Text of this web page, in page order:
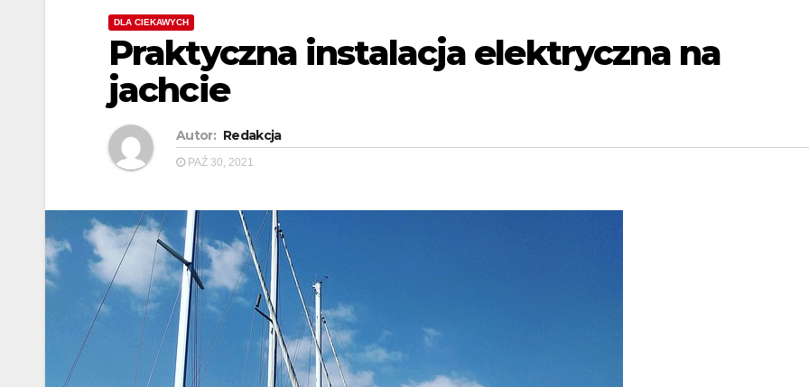
DLA CIEKAWYCH
Praktyczna instalacja elektryczna na
jachcie
Autor: Redakcja
PAŹ 30, 2021